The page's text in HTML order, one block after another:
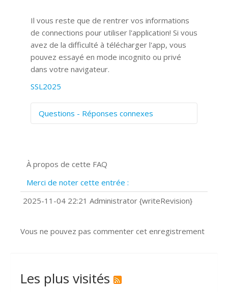
Il vous reste que de rentrer vos informations
de connections pour utiliser l'application! Si vous
avez de la difficulté à télécharger l'app, vous
pouvez essayé en mode incognito ou privé
dans votre navigateur.
SSL2025
Questions - Réponses connexes
Prise de vue 360°
?
Comment installer Google Chrome ?
À propos de cette FAQ
Merci de noter cette entrée :
2025-11-04 22:21 Administrator {writeRevision}
Vous ne pouvez pas commenter cet enregistrement
Les plus visités